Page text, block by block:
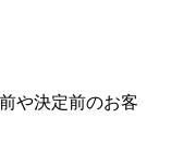
や決定前のお客